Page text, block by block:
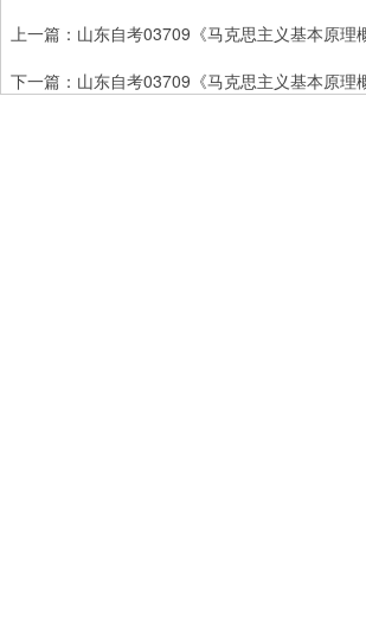
上一篇： 山东自考03709《马克思主义基本原理
下一篇： 山东自考03709《马克思主义基本原理